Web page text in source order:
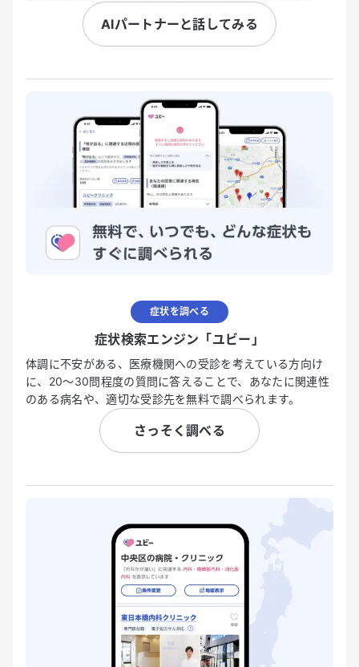
AIパートナーと話してみる
症状を調べる
症状検索エンジン「ユビー」
体調に不安がある、医療機関への受診を考えている方向け
に、20〜30問程度の質問に答えることで、あなたに関連性
のある病名や、適切な受診先を無料で調べられます。
さっそく調べる